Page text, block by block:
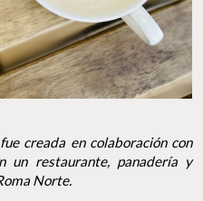
creada en colaboración con
un restaurante, panadería y
Norte.